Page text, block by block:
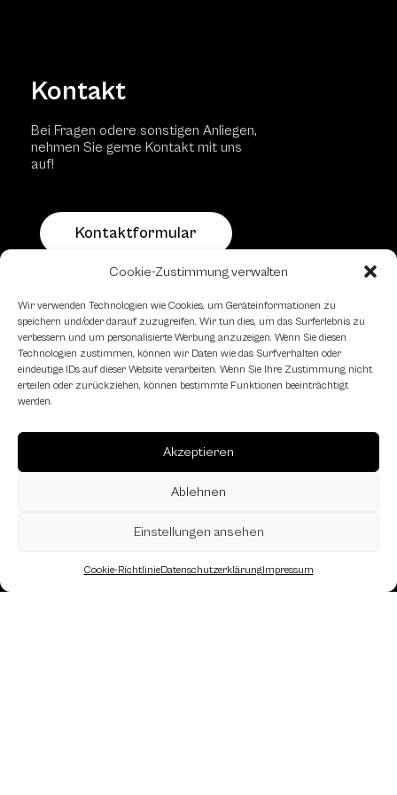
Cookie-Zustimmung verwalten
Wir verwenden Technologien wie Cookies, um Geräteinformationen zu
speichern und/oder darauf zuzugreifen. Wir tun dies, um das Surferlebnis zu
verbessern und um personalisierte Werbung anzuzeigen. Wenn Sie diesen
Technologien zustimmen, können wir Daten wie das Surfverhalten oder
eindeutige IDs auf dieser Website verarbeiten. Wenn Sie Ihre Zustimmung nicht
erteilen oder zurückziehen, können bestimmte Funktionen beeinträchtigt
werden.
Akzeptieren
Ablehnen
Einstellungen ansehen
Cookie-RichtlinieDatenschutzerklärungImpressum
Kontakt
Bei Fragen odere sonstigen Anliegen,
nehmen Sie gerne Kontakt mit uns
auf!
Kontaktformular